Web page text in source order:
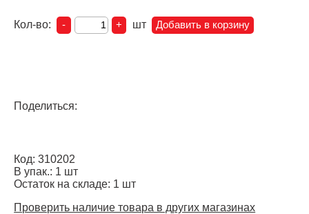
Кол-во: шт
Поделиться:
Код: 310202
В упак.: 1 шт
Остаток на складе: 1 шт
Проверить наличие товара в других магазинах